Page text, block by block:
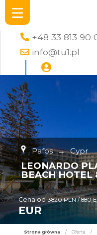
+48 33 813 90
info@tu1.pl
Pafos → Cypr
LEONARDO
BEACH HOTEL
Cena od 3820 PLN / 880
EUR
Strona główna / Oferta /